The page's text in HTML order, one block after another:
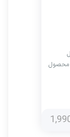
محصول